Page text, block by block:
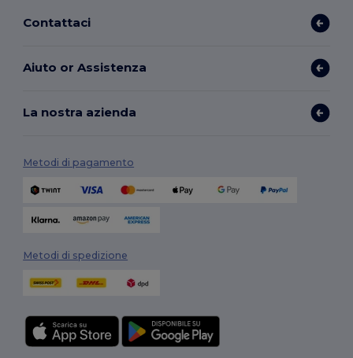
Contattaci
Aiuto or Assistenza
La nostra azienda
Metodi di pagamento
Metodi di spedizione